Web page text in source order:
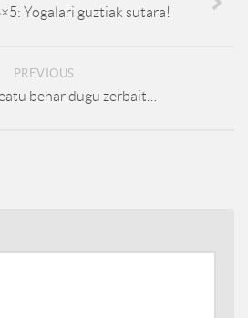
Yogalari guztiak sutara!
PREVIOUS
behar dugu zerbait…